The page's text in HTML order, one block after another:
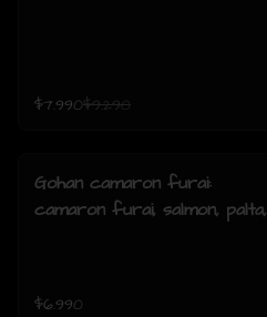
$7.990$9.290
Gohan camaron furai:
camaron furai, salmon, palta,
$6.990